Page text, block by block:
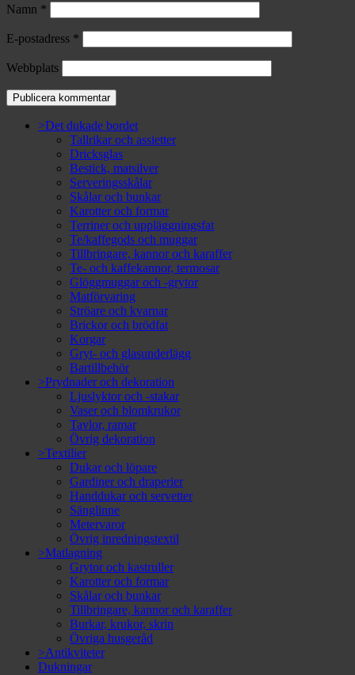
Namn *
E-postadress *
Webbplats
>Det dukade bordet
Tallrikar och assietter
Dricksglas
Bestick, matsilver
Serveringsskålar
Skålar och bunkar
Karotter och formar
Terriner och uppläggningsfat
Te/kaffegods och muggar
Tillbringare, kannor och karaffer
Te- och kaffekannor, termosar
Glöggmuggar och -grytor
Matförvaring
Ströare och kvarnar
Brickor och brödfat
Korgar
Gryt- och glasunderlägg
Bartillbehör
>Prydnader och dekoration
Ljuslyktor och -stakar
Vaser och blomkrukor
Tavlor, ramar
Övrig dekoration
>Textilier
Dukar och löpare
Gardiner och draperier
Handdukar och servetter
Sänglinne
Metervaror
Övrig inredningstextil
>Matlagning
Grytor och kastruller
Karotter och formar
Skålar och bunkar
Tillbringare, kannor och karaffer
Burkar, krukor, skrin
Övriga husgeråd
>Antikviteter
Dukningar